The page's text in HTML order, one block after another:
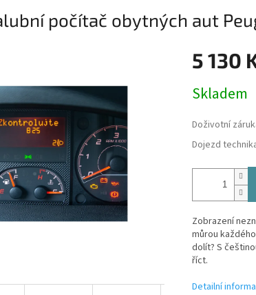
počítač obytných aut
5 130
cena:
Skladem
Doživotní
Dojezd
Zobrazení
můrou
dolít? S
říct.
Detailní